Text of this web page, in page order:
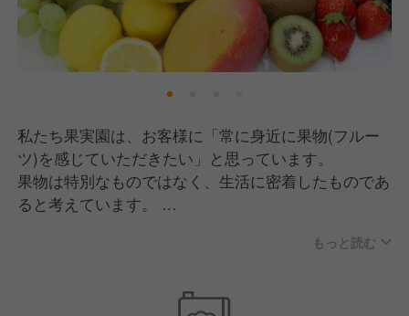
未経験・浅い人： 製菓専門学校の既卒生や、カフェ
のキッチン経験からスタートした若手スタッフ。
リーベルでは、ガチガチの厳しい徒弟制度というより
は、「実力とやる気があれば、どんどんカットや仕上
げ（ナッペなど）に挑戦させる」という実力主義・育
成志向の強い環境です。
3. スピーディーで活気のあるチーム
静かに黙々と作業するというよりは、「声を掛け合い
毎日大量のフルーツを仕込み、カフェからのパフェや
私たち果実園は、お客様に「常に身近に果物(フルー
ツ)を感じていただきたい」と思っています。
果物は特別なものではなく、生活に密着したものであ
ると考えています。
例えば、「朝の果物は金」という社内標語があり、そ
いう意味であったり、食べ物のメニューの何を注文し
もっと読む